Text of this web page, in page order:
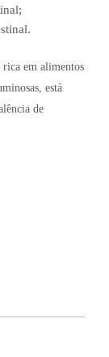
rica em alimentos
está
de